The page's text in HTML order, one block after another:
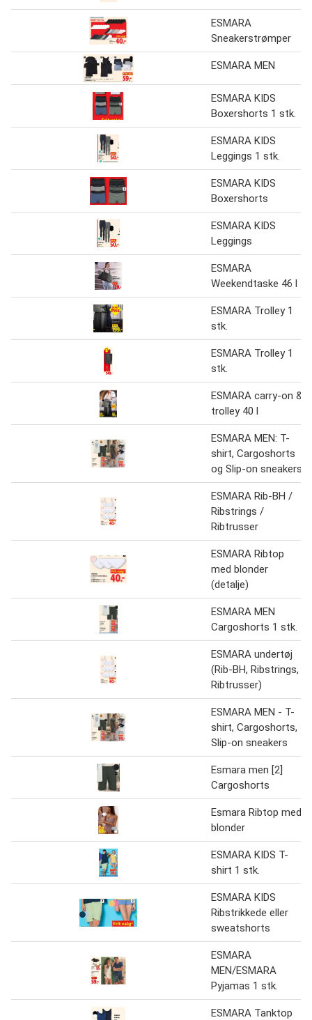
ESMARA
Sneakerstrømper
ESMARA MEN
ESMARA KIDS
Boxershorts 1 stk.
ESMARA KIDS
Leggings 1 stk.
ESMARA KIDS
Boxershorts
ESMARA KIDS
Leggings
ESMARA
Weekendtaske 46 l
ESMARA Trolley 1
stk.
ESMARA Trolley 1
stk.
ESMARA carry-on &
trolley 40 l
ESMARA MEN: T-
shirt, Cargoshorts
og Slip-on sneakers
ESMARA Rib-BH /
Ribstrings /
Ribtrusser
ESMARA Ribtop
med blonder
(detalje)
ESMARA MEN
Cargoshorts 1 stk.
ESMARA undertøj
(Rib-BH, Ribstrings,
Ribtrusser)
ESMARA MEN - T-
shirt, Cargoshorts,
Slip-on sneakers
Esmara men [2]
Cargoshorts
Esmara Ribtop med
blonder
ESMARA KIDS T-
shirt 1 stk.
ESMARA KIDS
Ribstrikkede eller
sweatshorts
ESMARA
MEN/ESMARA
Pyjamas 1 stk.
ESMARA Tanktop